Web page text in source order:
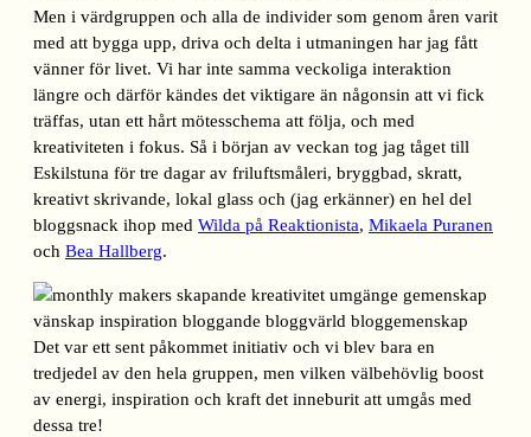
Men i värdgruppen och alla de individer som genom åren varit
med att bygga upp, driva och delta i utmaningen har jag fått
vänner för livet. Vi har inte samma veckoliga interaktion
längre och därför kändes det viktigare än någonsin att vi fick
träffas, utan ett hårt mötesschema att följa, och med
kreativiteten i fokus. Så i början av veckan tog jag tåget till
Eskilstuna för tre dagar av friluftsmåleri, bryggbad, skratt,
kreativt skrivande, lokal glass och (jag erkänner) en hel del
bloggsnack ihop med Wilda på Reaktionista, Mikaela Puranen
och Bea Hallberg.
Det var ett sent påkommet initiativ och vi blev bara en
tredjedel av den hela gruppen, men vilken välbehövlig boost
av energi, inspiration och kraft det inneburit att umgås med
dessa tre!